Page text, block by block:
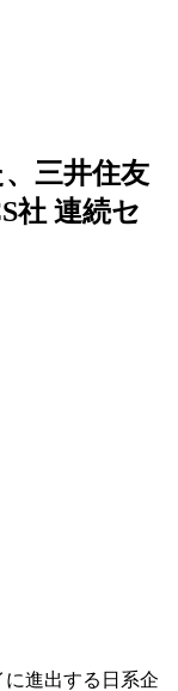
三井住友
社 連続セ
進出する日系企